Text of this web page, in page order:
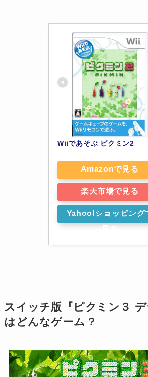
Wiiであそぶ ピクミン2
Amazonで見る
楽天市場で見る
Yahoo!ショッピング
スイッチ版『ピクミン３ デ
はどんなゲーム？